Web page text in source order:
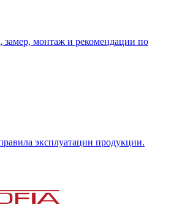
замер, монтаж и рекомендации по
эксплуатации продукции.